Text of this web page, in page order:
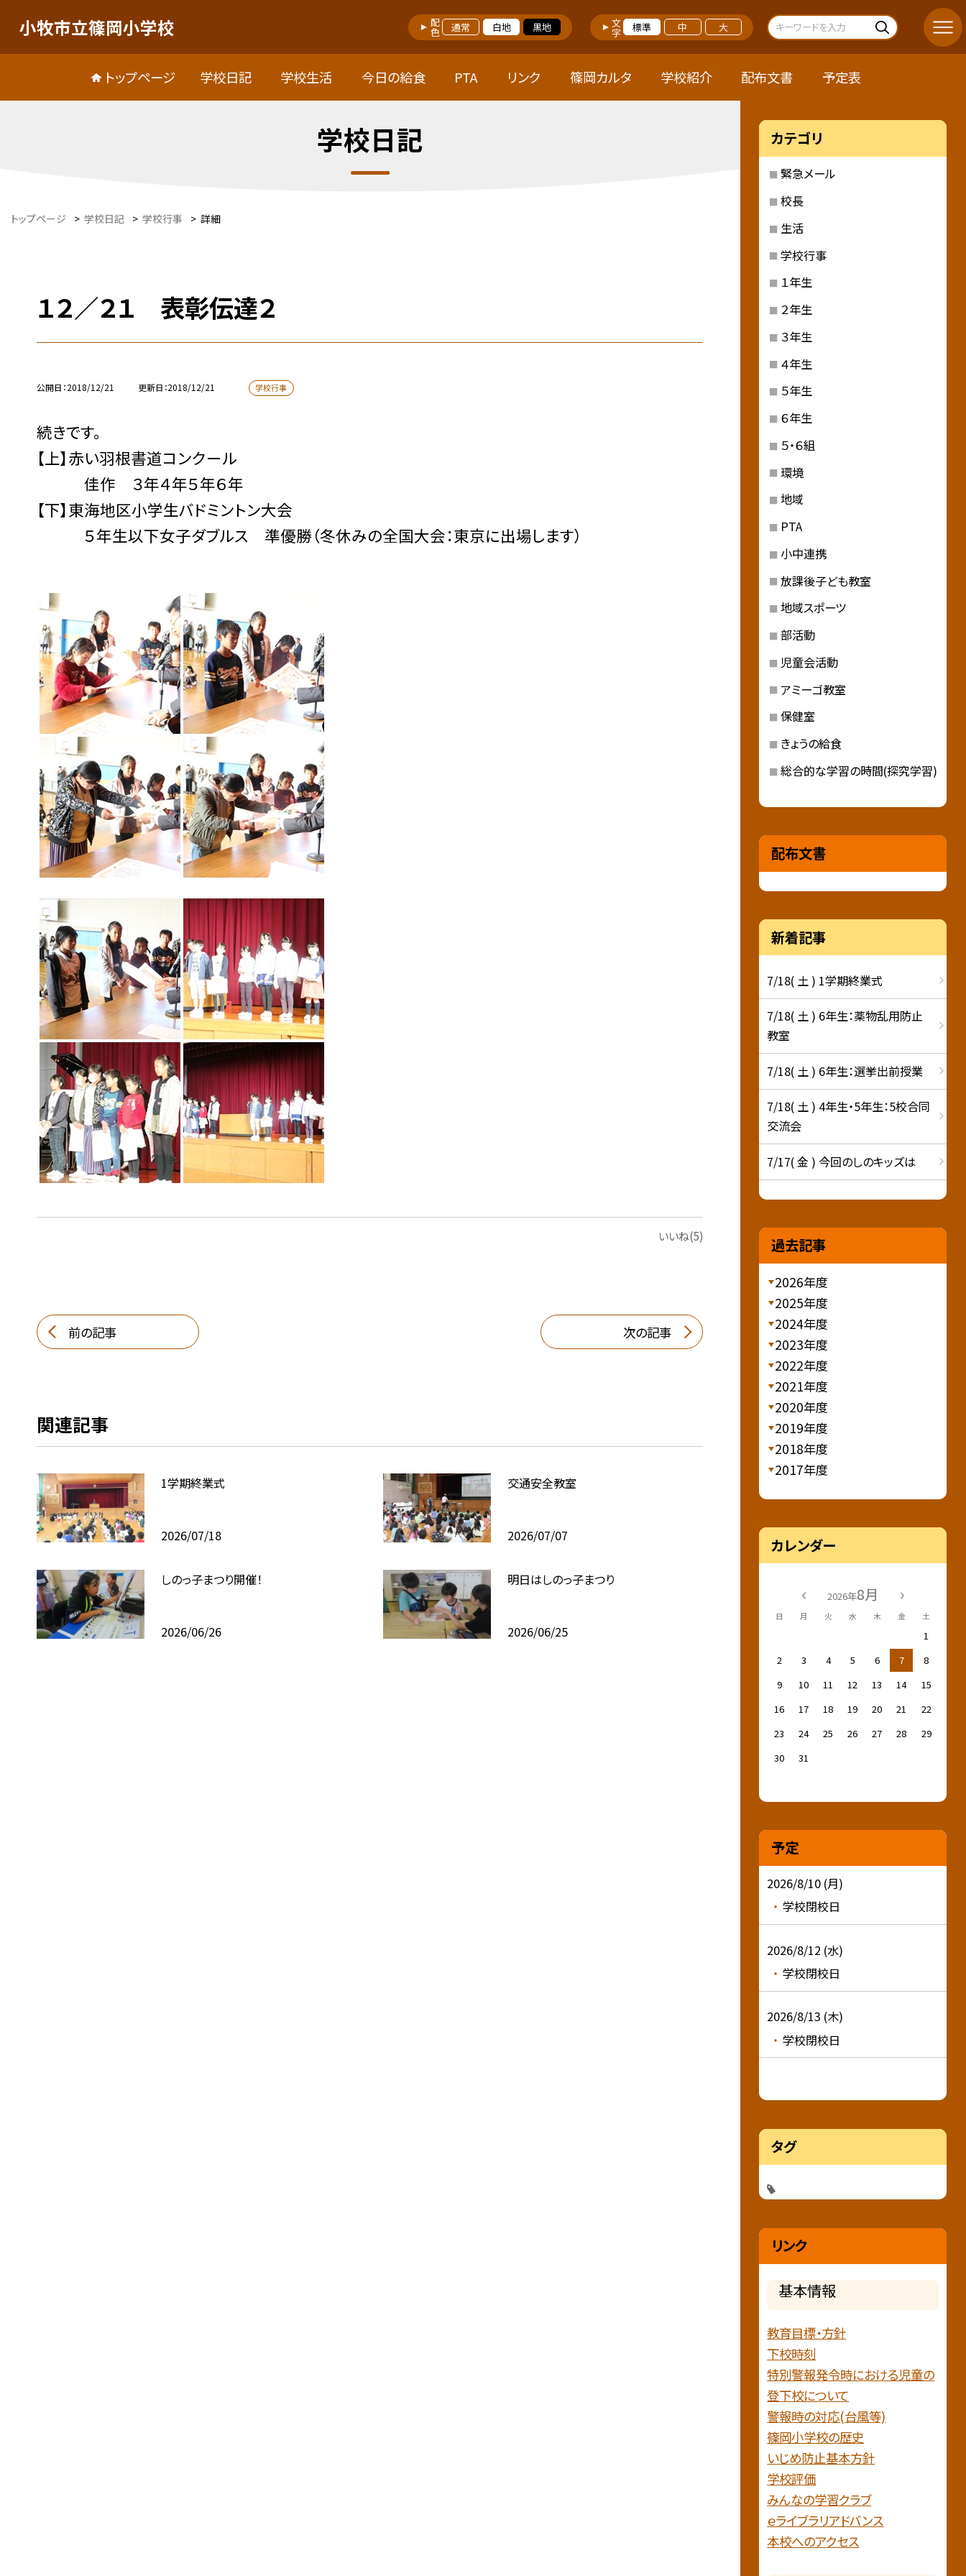
小牧市立篠岡小学校 配色 通常 白地 黒地 文字 標準 中 大
トップページ 学校日記 学校生活 今日の給食 PTA リンク 篠岡カルタ 学校紹介 配布文書 予定表
学校日記
トップページ > 学校日記 > 学校行事 > 詳細
１２／２１ 表彰伝達２
公開日 2018/12/21 更新日 2018/12/21 学校行事
続きです。
【上】赤い羽根書道コンクール
佳作 ３年４年５年６年
【下】東海地区小学生バドミントン大会
５年生以下女子ダブルス 準優勝（冬休みの全国大会：東京に出場します）
いいね(5)
前の記事 次の記事
関連記事
1学期終業式
2026/07/18
交通安全教室
2026/07/07
しのっ子まつり開催！
2026/06/26
明日はしのっ子まつり
2026/06/25
カテゴリ
緊急メール
校長
生活
学校行事
１年生
２年生
３年生
４年生
５年生
６年生
５・６組
環境
地域
PTA
小中連携
放課後子ども教室
地域スポーツ
部活動
児童会活動
アミーゴ教室
保健室
きょうの給食
総合的な学習の時間(探究学習)
配布文書
新着記事
7/18( 土 ) 1学期終業式
7/18( 土 ) 6年生：薬物乱用防止
教室
7/18( 土 ) 6年生：選挙出前授業
7/18( 土 ) 4年生・5年生：5校合同
交流会
7/17( 金 ) 今回のしのキッズは
過去記事
2026年度
2025年度
2024年度
2023年度
2022年度
2021年度
2020年度
2019年度
2018年度
2017年度
カレンダー
2026年8月
日 月 火 水 木 金 土
1
2
3 4 5 6 7
8
9
10 11 12 13 14
15
16
17 18 19 20 21
22
23
24 25 26 27 28
29
30
31
予定
2026/8/10 (月)
学校閉校日
2026/8/12 (水)
学校閉校日
2026/8/13 (木)
学校閉校日
タグ
リンク
基本情報
教育目標・方針
下校時刻
特別警報発令時における児童の
登下校について
警報時の対応(台風等)
篠岡小学校の歴史
いじめ防止基本方針
学校評価
みんなの学習クラブ
ｅライブラリアドバンス
本校へのアクセス